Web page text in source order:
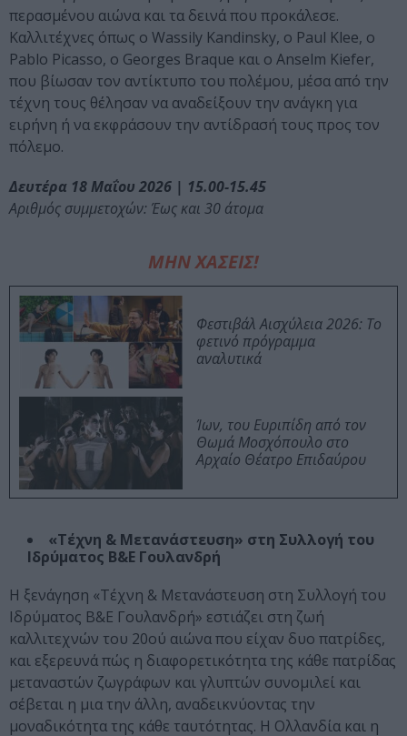
περασμένου αιώνα και τα δεινά που προκάλεσε.
Καλλιτέχνες όπως ο Wassily Kandinsky, ο Paul Klee, ο
Pablo Picasso, ο Georges Braque και ο Anselm Kiefer,
που βίωσαν τον αντίκτυπο του πολέμου, μέσα από την
τέχνη τους θέλησαν να αναδείξουν την ανάγκη για
ειρήνη ή να εκφράσουν την αντίδρασή τους προς τον
πόλεμο.
Δευτέρα 18 Μαΐου 2026 | 15.00-15.45
Αριθμός συμμετοχών: Έως και 30 άτομα
ΜΗΝ ΧΑΣΕΙΣ!
Φεστιβάλ Αισχύλεια 2026: Το
φετινό πρόγραμμα
αναλυτικά
Ίων, του Ευριπίδη από τον
Θωμά Μοσχόπουλο στο
Αρχαίο Θέατρο Επιδαύρου
«Τέχνη & Μετανάστευση» στη Συλλογή του
Ιδρύματος Β&Ε Γουλανδρή
Η ξενάγηση «Τέχνη & Μετανάστευση στη Συλλογή του
Ιδρύματος Β&Ε Γουλανδρή» εστιάζει στη ζωή
καλλιτεχνών του 20ού αιώνα που είχαν δυο πατρίδες,
και εξερευνά πώς η διαφορετικότητα της κάθε πατρίδας
μεταναστών ζωγράφων και γλυπτών συνομιλεί και
σέβεται η μια την άλλη, αναδεικνύοντας την
μοναδικότητα της κάθε ταυτότητας. Η Ολλανδία και η